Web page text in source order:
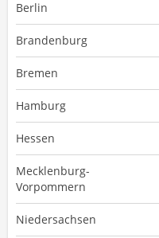
Berlin
Brandenburg
Bremen
Hamburg
Hessen
Mecklenburg-
Vorpommern
Niedersachsen